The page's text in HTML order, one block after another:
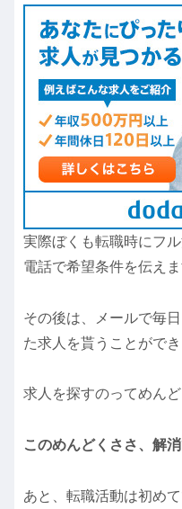
実際ぼくも転職時にフ
電話で希望条件を伝えま
その後は、メールで毎
た求人を貰うことができ
求人を探すのってめん
このめんどくささ、解消
あと、転職活動は初め